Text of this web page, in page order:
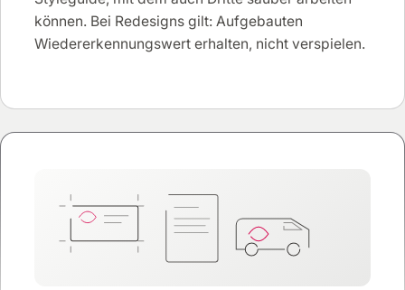
können. Bei Redesigns gilt: Aufgebauten
Wiedererkennungswert erhalten, nicht verspielen.